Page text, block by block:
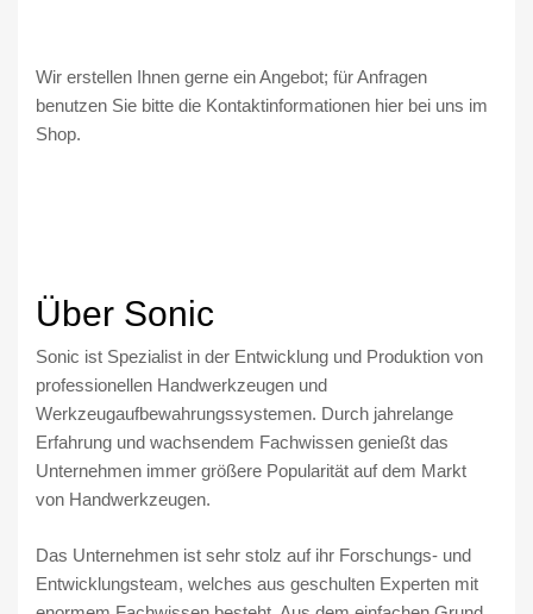
Wir erstellen Ihnen gerne ein Angebot; für Anfragen
benutzen Sie bitte die Kontaktinformationen hier bei uns im
Shop.
Über Sonic
Sonic ist Spezialist in der Entwicklung und Produktion von
professionellen Handwerkzeugen und
Werkzeugaufbewahrungssystemen. Durch jahrelange
Erfahrung und wachsendem Fachwissen genießt das
Unternehmen immer größere Popularität auf dem Markt
von Handwerkzeugen.
Das Unternehmen ist sehr stolz auf ihr Forschungs- und
Entwicklungsteam, welches aus geschulten Experten mit